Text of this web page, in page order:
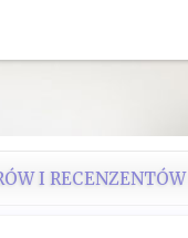
I RECENZENTÓW